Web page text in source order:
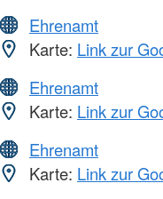
Ehrenamt
Karte: Link zur
Ehrenamt
Karte: Link zur
Ehrenamt
Karte: Link zur